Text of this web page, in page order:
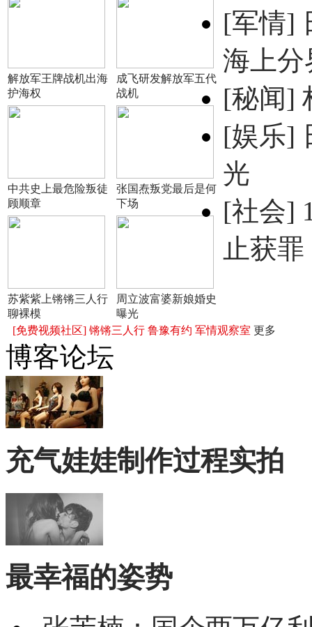
解放军王牌战机出海
护海权
成飞研发解放军五代
战机
中共史上最危险叛徒
顾顺章
张国焘叛党最后是何
下场
苏紫紫上锵锵三人行
聊裸模
周立波富婆新娘婚史
曝光
[军情]
海上分
[秘闻]
[娱乐]
光
[社会]
止获罪
[免费视频社区] 锵锵三人行 鲁豫有约 军情观察室 更多
博客论坛
充气娃娃制作过程实拍
最幸福的姿势